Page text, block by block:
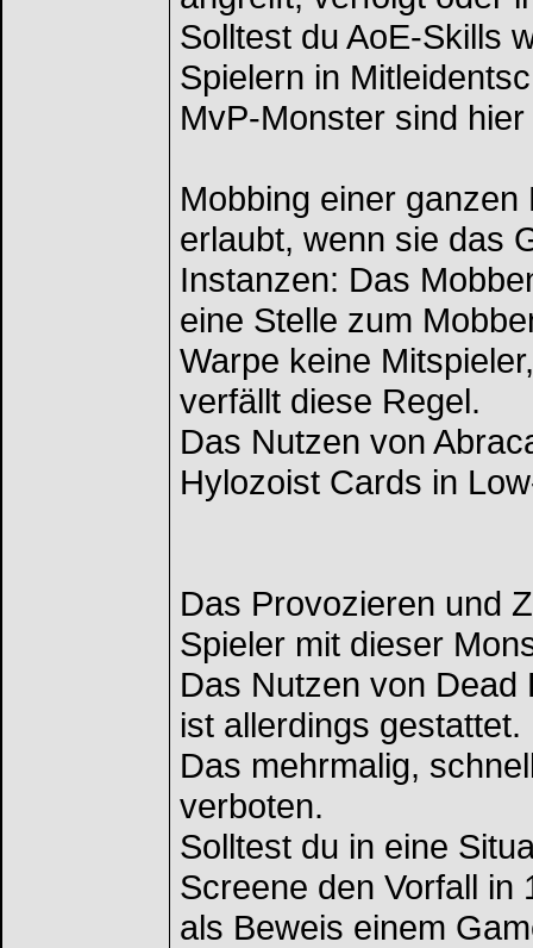
Solltest du AoE-Skills
Spielern in
MvP-Monster sind
Mobbing einer
erlaubt, wenn sie das
Instanzen: Das
eine Stelle zum
Warpe keine
verfällt diese Regel.
Das Nutzen von
Hylozoist Cards in
Das Provozieren und
Spieler mit dieser
Das Nutzen von
ist allerdings gestattet.
Das mehrmalig,
verboten.
Solltest du in eine
Screene den Vorfall in
als Beweis einem